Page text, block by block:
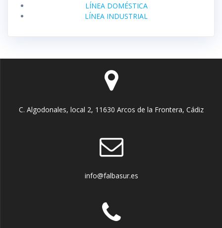
LÍNEA DOMÉSTICA
LÍNEA INDUSTRIAL
C. Algodonales, local 2, 11630 Arcos de la Frontera, Cádiz
info@falbasur.es